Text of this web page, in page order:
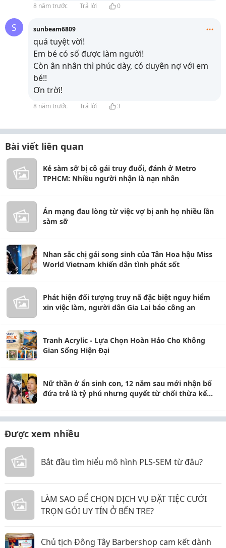
8 năm trước Trả lời 0
S sunbeam6809
quá tuyệt vời!
Em bé có số được làm người!
Còn ân nhân thì phúc dày, có duyên nợ với em
bé!!
Ơn trời!
8 năm trước Trả lời 3
Bài viết liên quan
Kẻ sàm sỡ bị cô gái truy đuổi, đánh ở Metro
TPHCM: Nhiều người nhận là nạn nhân
Án mạng đau lòng từ việc vợ bị anh họ nhiều lần
sàm sỡ
Nhan sắc chị gái song sinh của Tân Hoa hậu Miss
World Vietnam khiến dân tình phát sốt
Phát hiện đối tượng truy nã đặc biệt nguy hiểm
xin việc làm, người dân Gia Lai báo công an
Tranh Acrylic - Lựa Chọn Hoàn Hảo Cho Không
Gian Sống Hiện Đại
Nữ thần ở ẩn sinh con, 12 năm sau mới nhận bố
đứa trẻ là tỷ phú nhưng quyết từ chối thừa kế
Được xem nhiều
Bắt đầu tìm hiểu mô hình PLS-SEM từ đâu?
LÀM SAO ĐỂ CHỌN DỊCH VỤ ĐẶT TIỆC CƯỚI
TRỌN GÓI UY TÍN Ở BẾN TRE?
Chủ tịch Đông Tây Barbershop cam kết dành